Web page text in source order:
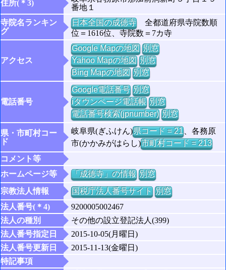
住所(＊3)
番地１
寺院名ランキン
グ
日本全国の成徳寺全都道府県寺院数順
位＝1616位、寺院数＝7カ寺
アクセス
Google Mapの地図 別窓
Yahoo Mapの地図 別窓
Bing Mapの地図 別窓
電話番号
Google電話番号 別窓
iタウンページ電話帳 別窓
電話番号検索(jpnumber) 別窓
県・市町村コー
ド
岐阜県(ぎふけん)県コード = 21、各務原
市(かかみがはらし)市町村コード = 213
コメント等
ホームページ等
「成徳寺」の情報 別窓
宗教法人情報
国税庁法人番号サイト 別窓
法人番号(＊4)
9200005002467
法人の種別
その他の設立登記法人(399)
法人番号指定日
2015-10-05(月曜日)
法人番号更新日
2015-11-13(金曜日)
特記事項